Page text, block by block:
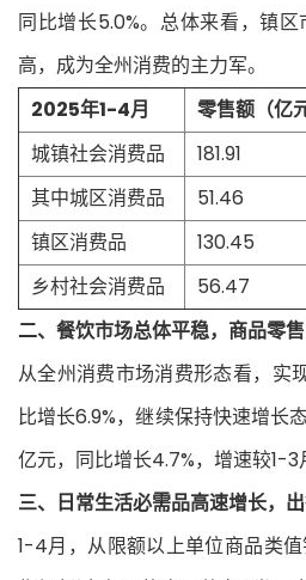
同比增长5.0%。总体来看，镇
高，成为全州消费的主力军。
2025年1-4月
零售额（亿
城镇社会消费品
181.91
其中城区消费品
51.46
镇区消费品
130.45
乡村社会消费品
56.47
二、餐饮市场总体平稳，商品零
从全州消费市场消费形态看，实
比增长6.9%，继续保持快速增长
亿元，同比增长4.7%，增速较1-3
三、日常生活必需品高速增长，
1-4月，从限额以上单位商品类